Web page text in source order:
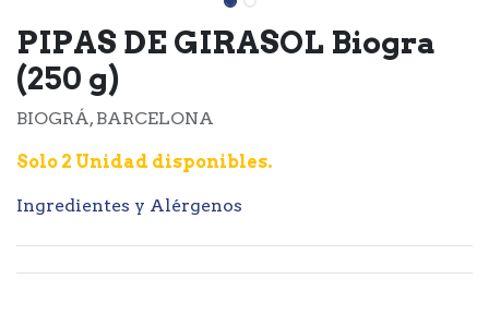
PIPAS DE GIRASOL Biogra
(250 g)
BIOGRÁ, BARCELONA
Solo 2 Unidad disponibles.
Ingredientes y Alérgenos